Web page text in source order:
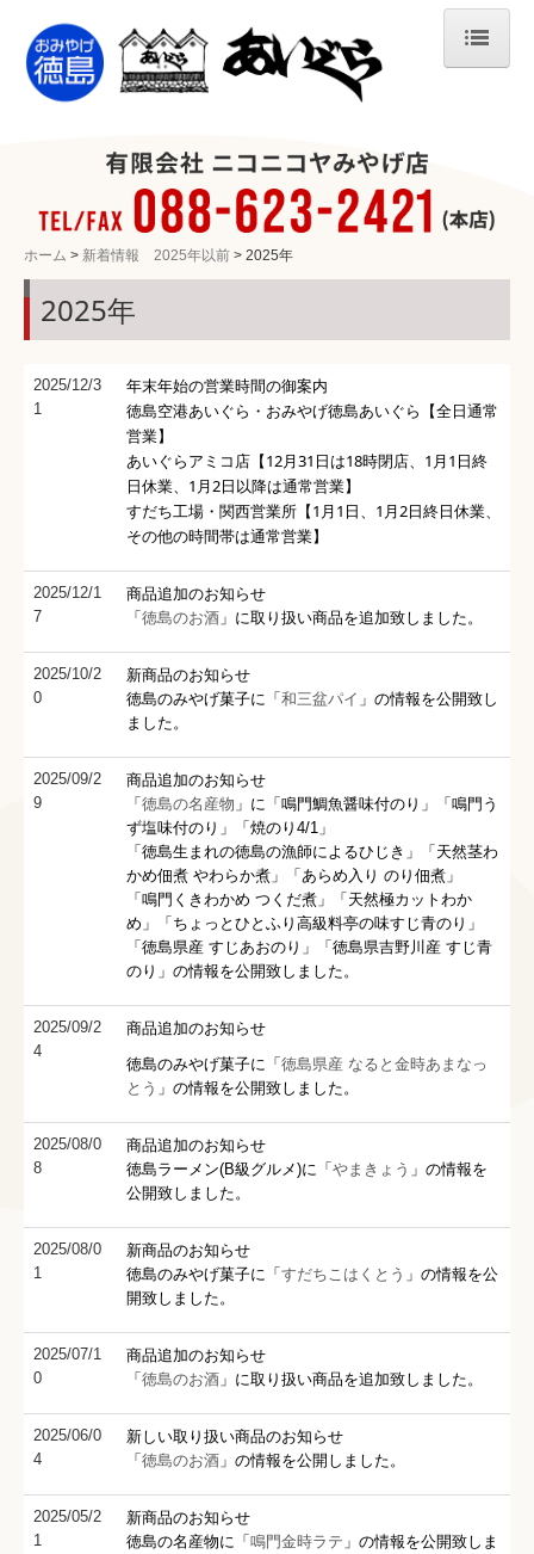
ホーム
中四国限定のあのお菓子
徳島ラーメン(B級グルメ)
半田そうめん
徳島の農産物
徳島の名産物
徳島の銘菓
徳島の入浴剤
関西のお土産あれこれ
店舗情報・アクセス
新着情報 2025年以前
代表者挨拶
採用情報
よくある御質問
個人情報保護方針
御注文・御問い合わせ
ホーム 新着情報 2025年以前 2025年
2025年
2025/12/3
1
年末年始の営業時間の御案内
徳島空港あいぐら・おみやげ徳島あいぐら【全日通常
営業】
あいぐらアミコ店【12月31日は18時閉店、1月1日終
日休業、1月2日以降は通常営業】
すだち工場・関西営業所【1月1日、1月2日終日休業、
その他の時間帯は通常営業】
2025/12/1
7
商品追加のお知らせ
「 徳島のお酒 」に取り扱い商品を追加致しました。
2025/10/2
0
新商品のお知らせ
徳島のみやげ菓子に「 和三盆パイ 」の情報を公開致し
ました。
2025/09/2
9
商品追加のお知らせ
「 徳島の名産物 」に「鳴門鯛魚醤味付のり」「鳴門う
ず塩味付のり」「焼のり4/1」
「徳島生まれの徳島の漁師によるひじき」「天然茎わ
かめ佃煮 やわらか煮」「あらめ入り のり佃煮」
「鳴門くきわかめ つくだ煮」「天然極カットわか
め」「ちょっとひとふり高級料亭の味すじ青のり」
「徳島県産 すじあおのり」「徳島県吉野川産 すじ青
のり」の情報を公開致しました。
2025/09/2
4
商品追加のお知らせ
徳島のみやげ菓子に「 徳島県産 なると金時あまなっ
とう 」の情報を公開致しました。
2025/08/0
8
商品追加のお知らせ
徳島ラーメン(B級グルメ)に「 やまきょう 」の情報を
公開致しました。
2025/08/0
1
新商品のお知らせ
徳島のみやげ菓子に「 すだちこはくとう 」の情報を公
開致しました。
2025/07/1
0
商品追加のお知らせ
「 徳島のお酒 」に取り扱い商品を追加致しました。
2025/06/0
4
新しい取り扱い商品のお知らせ
「 徳島のお酒 」の情報を公開しました。
2025/05/2
1
新商品のお知らせ
徳島の名産物に「 鳴門金時ラテ 」の情報を公開致しま